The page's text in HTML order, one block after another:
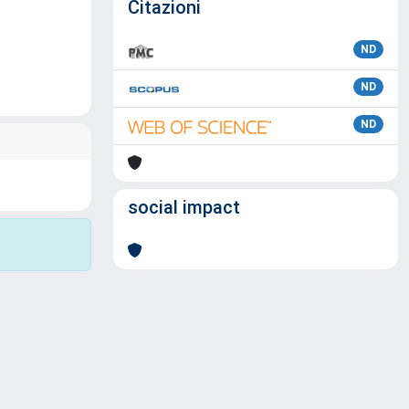
Citazioni
ND
ND
ND
social impact